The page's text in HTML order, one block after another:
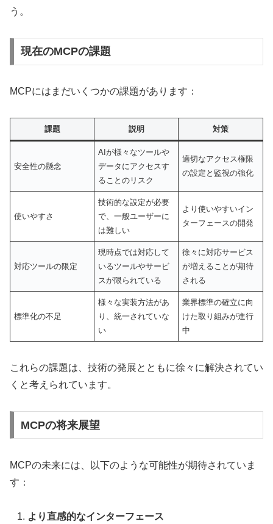
う。
現在のMCPの課題
MCPにはまだいくつかの課題があります：
課題 説明 対策
安全性の懸念
AIが様々なツールや
データにアクセスす
ることのリスク
適切なアクセス権限
の設定と監視の強化
使いやすさ
技術的な設定が必要
で、一般ユーザーに
は難しい
より使いやすいイン
ターフェースの開発
対応ツールの限定
現時点では対応して
いるツールやサービ
スが限られている
徐々に対応サービス
が増えることが期待
される
標準化の不足
様々な実装方法があ
り、統一されていな
い
業界標準の確立に向
けた取り組みが進行
中
これらの課題は、技術の発展とともに徐々に解決されてい
くと考えられています。
MCPの将来展望
MCPの未来には、以下のような可能性が期待されていま
す：
より直感的なインターフェース